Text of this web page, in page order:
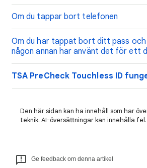
Om du tappar bort telefonen
Om du har tappat bort ditt pass
någon annan har använt det för ett
TSA PreCheck Touchless ID
Den här sidan kan ha innehåll som har
teknik. AI-översättningar kan innehålla fel.
Ge feedback om denna artikel